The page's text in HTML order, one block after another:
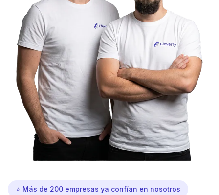
⭐ Más de 200 empresas ya confían en nosotros